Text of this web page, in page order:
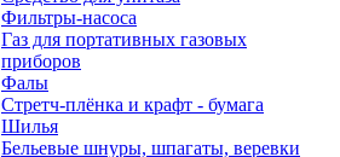
Фильтры-насоса
Газ для портативных газовых
приборов
Фалы
Стретч-плёнка и крафт - бумага
Шилья
Бельевые шнуры, шпагаты, веревки